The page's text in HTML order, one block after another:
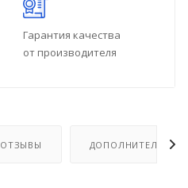
Гарантия качества
от производителя
ОТЗЫВЫ ДОПОЛНИТЕЛЬНО